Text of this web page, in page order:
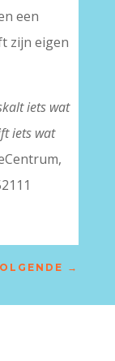
een
zijn eigen
iets wat
iets wat
→